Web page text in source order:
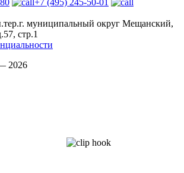
+7 (495) 245-50-01
муниципальный округ Мещанский,
стр.1
2026